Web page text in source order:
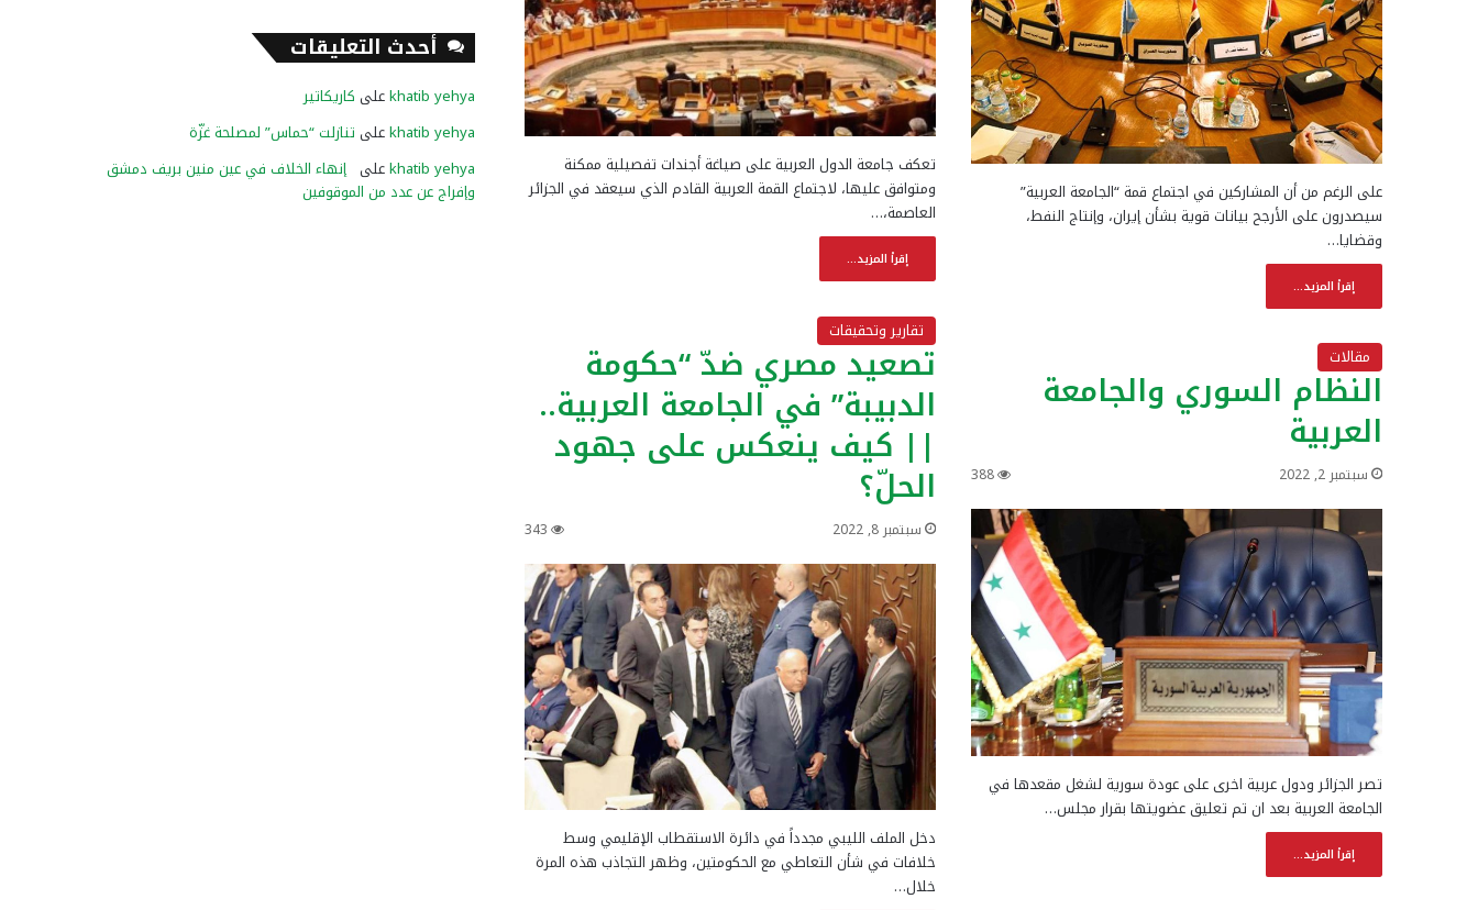
على الرغم من أن المشاركين في اجتماع قمة “الجامعة العربية”
سيصدرون على الأرجح بيانات قوية بشأن إيران، وإنتاج النفط،
وقضايا…
إقرأ المزيد...
تعكف جامعة الدول العربية على صياغة أجندات تفصيلية ممكنة
ومتوافق عليها، لاجتماع القمة العربية القادم الذي سيعقد في الجزائر
العاصمة،…
إقرأ المزيد...
تقارير وتحقيقات
تصعيد مصري ضدّ “حكومة
الدبيبة” في الجامعة العربية..
|| كيف ينعكس على جهود
الحلّ؟
سبتمبر 8, 2022 343
دخل الملف الليبي مجدداً في دائرة الاستقطاب الإقليمي وسط
خلافات في شأن التعاطي مع الحكومتين، وظهر التجاذب هذه المرة
خلال…
مقالات
النظام السوري والجامعة
العربية
سبتمبر 2, 2022 388
تصر الجزائر ودول عربية اخرى على عودة سورية لشغل مقعدها في
الجامعة العربية بعد ان تم تعليق عضويتها بقرار مجلس…
إقرأ المزيد...
أحدث التعليقات
khatib yehyaعلى كاريكاتير
khatib yehyaعلى تنازلت “حماس” لمصلحة غزّة
khatib yehyaعلى إنهاء الخلاف في عين منين بريف دمشق
وإفراج عن عدد من الموقوفين